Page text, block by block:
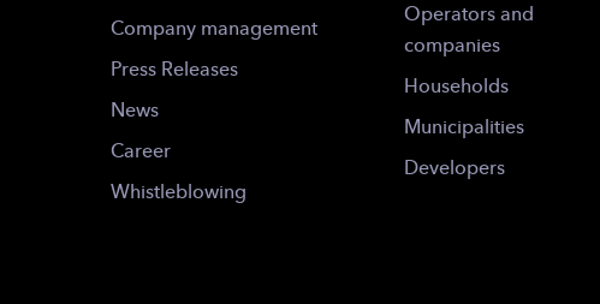
Company management
Press Releases
News
Career
Whistleblowing
Operators and
companies
Households
Municipalities
Developers